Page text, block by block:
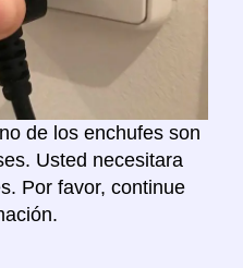
de los enchufes son
Usted necesitara
Por favor, continue